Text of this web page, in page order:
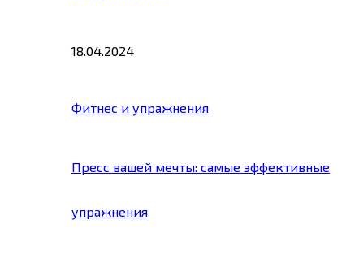
18.04.2024
Фитнес и упражнения
Пресс вашей мечты: самые эффективные
упражнения